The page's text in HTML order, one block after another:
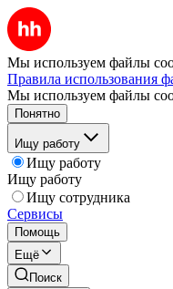
Мы используем файлы
Правила использования
Мы используем файлы
Понятно
Ищу работу
Ищу работу
Ищу работу
Ищу сотрудника
Сервисы
Помощь
Ещё
Поиск